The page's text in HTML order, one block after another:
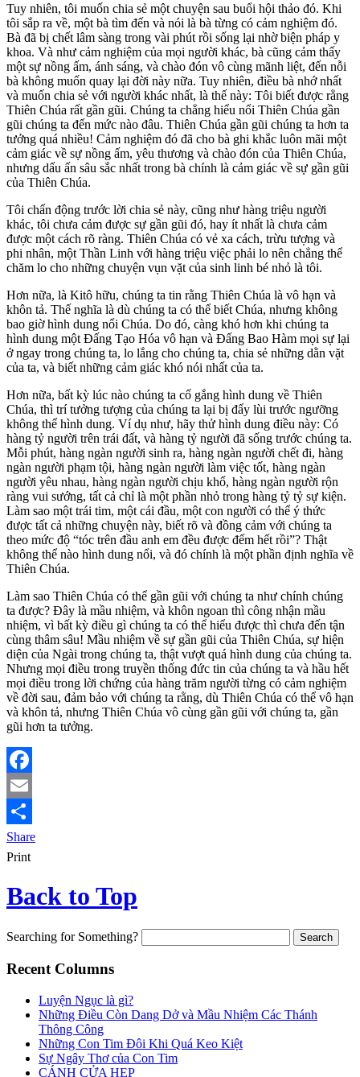
Tuy nhiên, tôi muốn chia sẻ một chuyện sau buổi hội thảo đó. Khi
tôi sắp ra về, một bà tìm đến và nói là bà từng có cảm nghiệm đó.
Bà đã bị chết lâm sàng trong vài phút rồi sống lại nhờ biện pháp y
khoa. Và như cảm nghiệm của mọi người khác, bà cũng cảm thấy
một sự nồng ấm, ánh sáng, và chào đón vô cùng mãnh liệt, đến nỗi
bà không muốn quay lại đời này nữa. Tuy nhiên, điều bà nhớ nhất
và muốn chia sẻ với người khác nhất, là thế này: Tôi biết được rằng
Thiên Chúa rất gần gũi. Chúng ta chẳng hiểu nổi Thiên Chúa gần
gũi chúng ta đến mức nào đâu. Thiên Chúa gần gũi chúng ta hơn ta
tưởng quá nhiều! Cảm nghiệm đó đã cho bà ghi khắc luôn mãi một
cảm giác về sự nồng ấm, yêu thương và chào đón của Thiên Chúa,
nhưng dấu ấn sâu sắc nhất trong bà chính là cảm giác về sự gần gũi
của Thiên Chúa.
Tôi chấn động trước lời chia sẻ này, cũng như hàng triệu người
khác, tôi chưa cảm được sự gần gũi đó, hay ít nhất là chưa cảm
được một cách rõ ràng. Thiên Chúa có vẻ xa cách, trừu tượng và
phi nhân, một Thần Linh với hàng triệu việc phải lo nên chẳng thể
chăm lo cho những chuyện vụn vặt của sinh linh bé nhỏ là tôi.
Hơn nữa, là Kitô hữu, chúng ta tin rằng Thiên Chúa là vô hạn và
khôn tả. Thế nghĩa là dù chúng ta có thể biết Chúa, nhưng không
bao giờ hình dung nổi Chúa. Do đó, càng khó hơn khi chúng ta
hình dung một Đấng Tạo Hóa vô hạn và Đấng Bao Hàm mọi sự lại
ở ngay trong chúng ta, lo lắng cho chúng ta, chia sẻ những dằn vặt
của ta, và biết những cảm giác khó nói nhất của ta.
Hơn nữa, bất kỳ lúc nào chúng ta cố gắng hình dung về Thiên
Chúa, thì trí tưởng tượng của chúng ta lại bị đẩy lùi trước ngưỡng
không thể hình dung. Ví dụ như, hãy thử hình dung điều này: Có
hàng tỷ người trên trái đất, và hàng tỷ người đã sống trước chúng ta.
Mỗi phút, hàng ngàn người sinh ra, hàng ngàn người chết đi, hàng
ngàn người phạm tội, hàng ngàn người làm việc tốt, hàng ngàn
người yêu nhau, hàng ngàn người chịu khổ, hàng ngàn người rộn
ràng vui sướng, tất cả chỉ là một phần nhỏ trong hàng tỷ tỷ sự kiện.
Làm sao một trái tim, một cái đầu, một con người có thể ý thức
được tất cả những chuyện này, biết rõ và đồng cảm với chúng ta
theo mức độ “tóc trên đầu anh em đều được đếm hết rồi”? Thật
không thể nào hình dung nổi, và đó chính là một phần định nghĩa về
Thiên Chúa.
Làm sao Thiên Chúa có thể gần gũi với chúng ta như chính chúng
ta được? Đây là mầu nhiệm, và khôn ngoan thì công nhận mầu
nhiệm, vì bất kỳ điều gì chúng ta có thể hiểu được thì chưa đến tận
cùng thâm sâu! Mầu nhiệm về sự gần gũi của Thiên Chúa, sự hiện
diện của Ngài trong chúng ta, thật vượt quá hình dung của chúng ta.
Nhưng mọi điều trong truyền thống đức tin của chúng ta và hầu hết
mọi điều trong lời chứng của hàng trăm người từng có cảm nghiệm
về đời sau, đảm bảo với chúng ta rằng, dù Thiên Chúa có thể vô hạn
và khôn tả, nhưng Thiên Chúa vô cùng gần gũi với chúng ta, gần
gũi hơn ta tưởng.
Facebook
Email
Share
Print
Back to Top
Searching for Something?
Recent Columns
Luyện Ngục là gì?
Những Điều Còn Dang Dở và Mầu Nhiệm Các Thánh
Thông Công
Những Con Tim Đôi Khi Quá Keo Kiệt
Sự Ngây Thơ của Con Tim
CÁNH CỬA HẸP